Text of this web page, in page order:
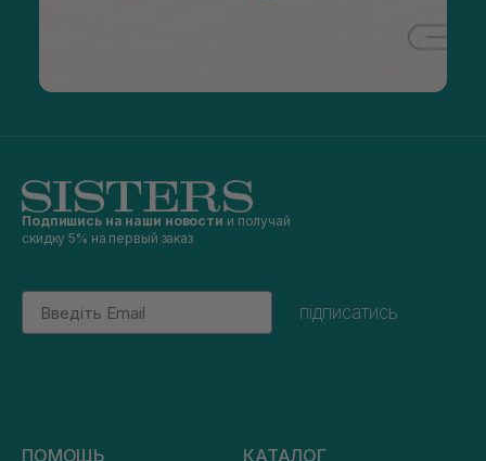
Подпишись на наши новости и получай
скидку 5% на первый заказ
Email
підписатись
ПОМОЩЬ КАТАЛОГ